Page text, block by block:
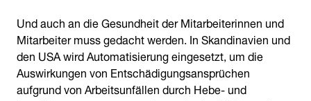
Und auch an die Gesundheit der Mitarbeiterinnen und
Mitarbeiter muss gedacht werden. In Skandinavien und
den USA wird Automatisierung eingesetzt, um die
Auswirkungen von Entschädigungsansprüchen
aufgrund von Arbeitsunfällen durch Hebe- und